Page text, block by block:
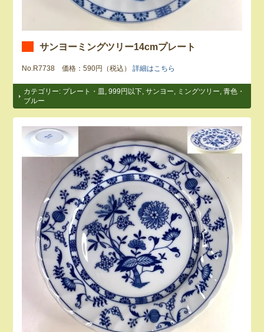
サンヨーミングツリー14cmプレート
No.R7738 価格：590円（税込）詳細はこちら
カテゴリー: プレート・皿 ,999円以下 ,サンヨー, ミングツリー,青色・
ブルー